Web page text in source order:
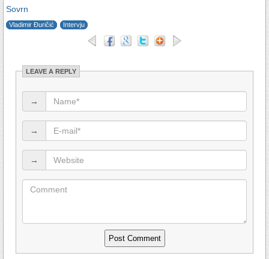
Sovrn
Vladimir Đuričić Intervju
LEAVE A REPLY
→
→
→